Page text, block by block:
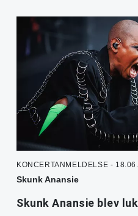
KONCERTANMELDELSE -
Skunk Anansie
Skunk Anansie blev